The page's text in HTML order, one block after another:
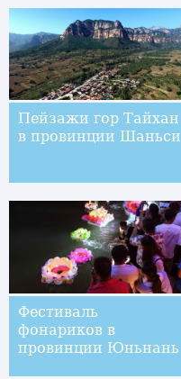
Пейзажи гор Тайхан
в провинции Шаньси
Фестиваль
фонариков в
провинции Юньнань